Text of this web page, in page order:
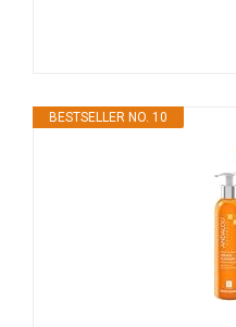
BESTSELLER NO. 10